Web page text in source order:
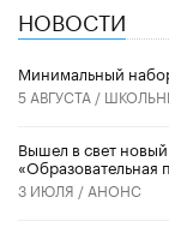
НОВОСТИ
Минимальный
5 АВГУСТА /
Вышел в свет
«Образовательная
3 ИЮЛЯ / АНОНС